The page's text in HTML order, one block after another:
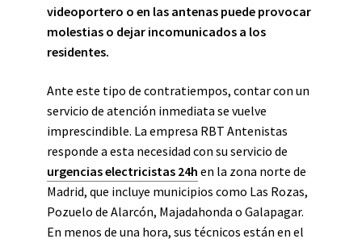
videoportero o en las antenas puede provocar
molestias o dejar incomunicados a los
residentes.
Ante este tipo de contratiempos, contar con un
servicio de atención inmediata se vuelve
imprescindible. La empresa RBT Antenistas
responde a esta necesidad con su servicio de
urgencias electricistas 24h en la zona norte de
Madrid, que incluye municipios como Las Rozas,
Pozuelo de Alarcón, Majadahonda o Galapagar.
En menos de una hora, sus técnicos están en el